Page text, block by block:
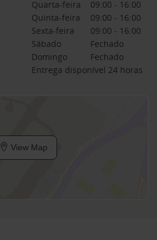
Quarta-feira
09:00 - 16:00
Quinta-feira
09:00 - 16:00
Sexta-feira
09:00 - 16:00
Sábado
Fechado
Domingo
Fechado
Entrega disponível 24 horas
View Map